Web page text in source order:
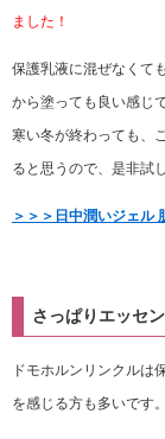
ました！
保護乳液に混ぜなくて
から塗っても良い感じ
寒い冬が終わっても、
ると思うので、是非試
＞＞＞日中潤いジェル
さっぱりエッセ
ドモホルンリンクルは
を感じる方も多いです。